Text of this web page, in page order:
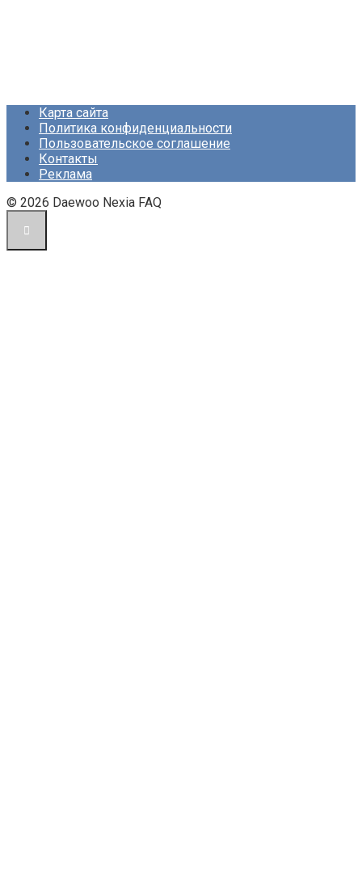
Карта сайта
Политика конфиденциальности
Пользовательское соглашение
Контакты
Реклама
© 2026 Daewoo Nexia FAQ